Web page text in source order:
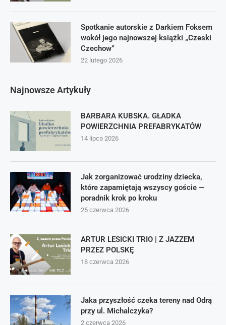
Spotkanie autorskie z Darkiem Foksem
wokół jego najnowszej książki „Czeski
Czechow”
22 lutego 2026
Najnowsze Artykuły
BARBARA KUBSKA. GŁADKA
POWIERZCHNIA PREFABRYKATÓW
14 lipca 2026
Jak zorganizować urodziny dziecka,
które zapamiętają wszyscy goście —
poradnik krok po kroku
25 czerwca 2026
ARTUR LESICKI TRIO | Z JAZZEM
PRZEZ POLSKĘ
18 czerwca 2026
Jaka przyszłość czeka tereny nad Odrą
przy ul. Michalczyka?
2 czerwca 2026